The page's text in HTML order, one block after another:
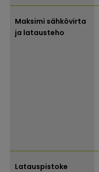
Maksimi sähkövirta
ja latausteho
Latauspistoke